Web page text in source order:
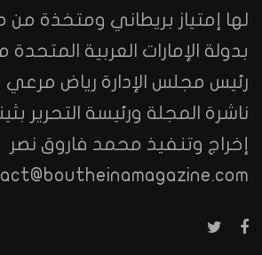
لها إمتياز بريطاني ومتخذة
بدولة الإمارات العربية المتحدة
رئيس مجلس الإدارة رياض مرعي
ناشرة المجلة ورئيسة التحرير
إخراج وتنفيذ محمد فاروق نصر